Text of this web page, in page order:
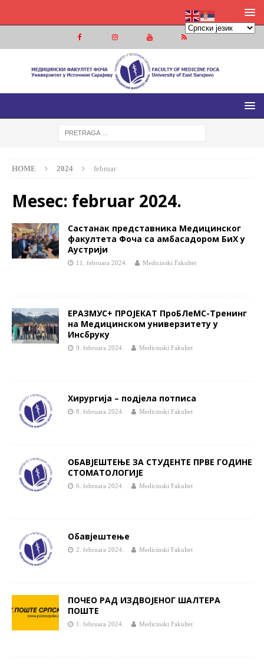
МЕДИЦИНСКИ ФАКУЛТЕТ ФОЧА
МЕДИЦИНСКИ ФАКУЛТЕТ УНИВЕРЗИТЕТА У ИСТОЧНОМ
HOME 2024 februar
Mesec: februar 2024.
Састанак представника Медицинског
факултета Фоча са амбасадором БиХ у
Аустрији
11. februara 2024. Medicinski Fakultet
ЕРАЗМУС+ ПРОЈЕКАТ ПроБЛеМС-Тренинг
на Медицинском универзитету у
Инсбруку
9. februara 2024. Medicinski Fakultet
Хирургија – подјела потписа
8. februara 2024. Medicinski Fakultet
ОБАВЈЕШТЕЊЕ ЗА СТУДЕНТЕ ПРВЕ ГОДИНЕ
СТОМАТОЛОГИЈЕ
6. februara 2024. Medicinski Fakultet
Обавјештење
2. februara 2024. Medicinski Fakultet
ПОЧЕО РАД ИЗДВОЈЕНОГ ШАЛТЕРА
ПОШТЕ
1. februara 2024. Medicinski Fakultet